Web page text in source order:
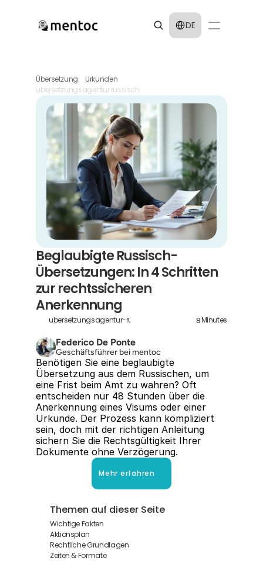
Select Language
DE
Übersetzung
Urkunden
übersetzungsagentur russisch
Beglaubigte Russisch-
Übersetzungen: In 4 Schritten
zur rechtssicheren
Anerkennung
ubersetzungsagentur-russisch 8Minutes
Federico De Ponte
Geschäftsführer bei mentoc
Benötigen Sie eine beglaubigte
Übersetzung aus dem Russischen, um
eine Frist beim Amt zu wahren? Oft
entscheiden nur 48 Stunden über die
Anerkennung eines Visums oder einer
Urkunde. Der Prozess kann kompliziert
sein, doch mit der richtigen Anleitung
sichern Sie die Rechtsgültigkeit Ihrer
Dokumente ohne Verzögerung.
Mehr erfahren
Themen auf dieser Seite
Wichtige Fakten
Aktionsplan
Rechtliche Grundlagen
Zeiten & Formate